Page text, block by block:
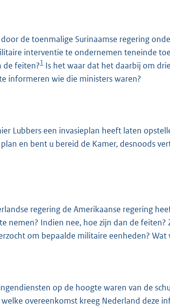
t
e
:
4
de toenmalige Surinaamse regering
interventie te ondernemen teneinde
de feiten?1 Is het waar dat het daarbij om
informeren wie die ministers waren?
Lubbers een invasieplan heeft laten
en bent u bereid de Kamer, desnoods
regering de Amerikaanse regering
nemen? Indien nee, hoe zijn dan de feiten?
om bepaalde militaire eenheden?
op de hoogte waren van de
overeenkomst kreeg Nederland deze